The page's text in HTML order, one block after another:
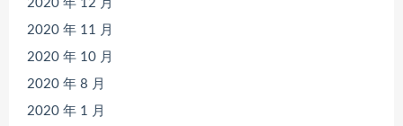
2020 年 12 月
2020 年 11 月
2020 年 10 月
2020 年 8 月
2020 年 1 月